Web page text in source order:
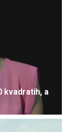
kvadratih, a